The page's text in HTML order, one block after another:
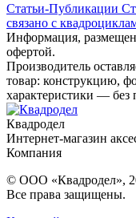
Статьи-Публикации
связано с
Информация,
офертой.
Производитель
товар: конструкцию,
характеристики — без
Квадродел
Интернет-магазин
Компания
© ООО «Квадродел»,
Все права защищены.